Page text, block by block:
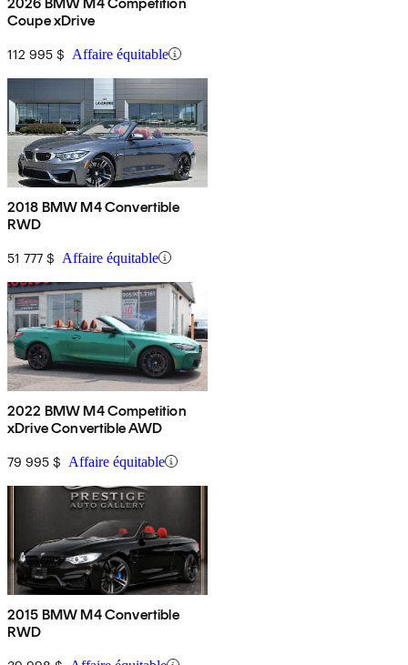
Coupe xDrive
112 995 $ Affaire équitable
2018 BMW M4 Convertible
RWD
51 777 $ Affaire équitable
2022 BMW M4 Competition
xDrive Convertible AWD
79 995 $ Affaire équitable
2015 BMW M4 Convertible
RWD